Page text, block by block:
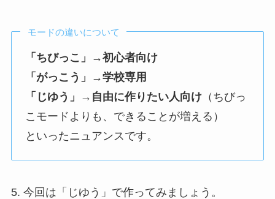
モードの違いについて
「ちびっこ」→初心者向け
「がっこう」→学校専用
「じゆう」→自由に作りたい人向け （ちびっ
こモードよりも、できることが増える）
といったニュアンスです。
5. 今回は「じゆう」で作ってみましょう。